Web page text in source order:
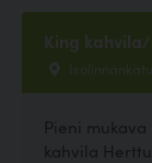
King
Pieni
kahvila